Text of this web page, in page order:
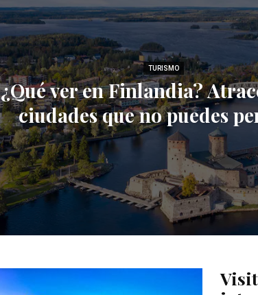
TURISMO
¿Qué ver en Finlandia?
ciudades que no puedes